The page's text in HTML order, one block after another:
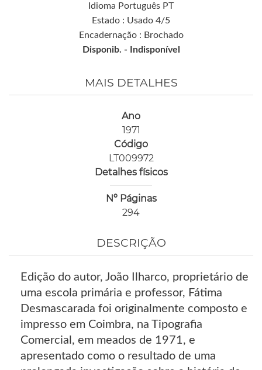
Idioma Português PT
Estado : Usado 4/5
Encadernação : Brochado
Disponib. -
Indisponível
MAIS DETALHES
Ano
1971
Código
LT009972
Detalhes físicos
Nº Páginas
294
DESCRIÇÃO
Edição do autor, João Ilharco, proprietário de
uma escola primária e professor, Fátima
Desmascarada foi originalmente composto e
impresso em Coimbra, na Tipografia
Comercial, em meados de 1971, e
apresentado como o resultado de uma